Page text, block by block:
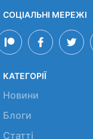
СОЦІАЛЬНІ МЕРЕЖІ
КАТЕГОРІЇ
Новини
Блоги
Статті